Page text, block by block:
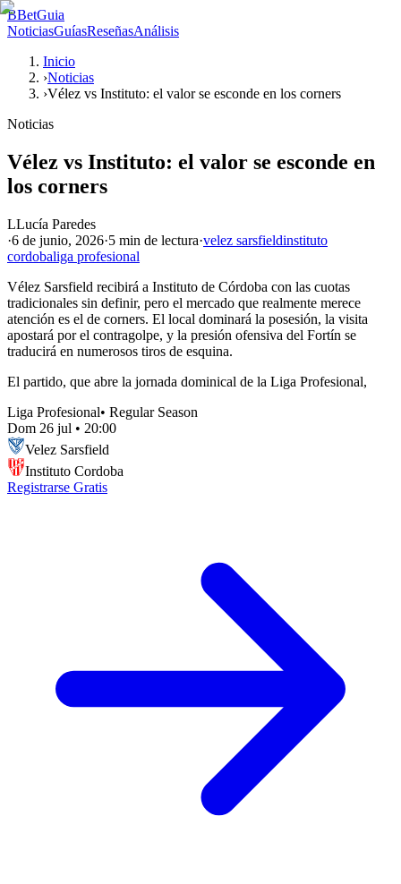
BBetGuia
NoticiasGuíasReseñasAnálisis
Inicio
›Noticias
›Vélez vs Instituto: el valor se esconde en los corners
Noticias
Vélez vs Instituto: el valor se esconde en
los corners
LLucía Paredes
·6 de junio, 2026·5 min de lectura·velez sarsfieldinstituto
cordobaliga profesional
Vélez Sarsfield recibirá a Instituto de Córdoba con las cuotas
tradicionales sin definir, pero el mercado que realmente merece
atención es el de corners. El local dominará la posesión, la visita
apostará por el contragolpe, y la presión ofensiva del Fortín se
traducirá en numerosos tiros de esquina.
El partido, que abre la jornada dominical de la Liga Profesional,
Liga Profesional• Regular Season
Dom 26 jul • 20:00
Velez Sarsfield
Instituto Cordoba
Registrarse Gratis